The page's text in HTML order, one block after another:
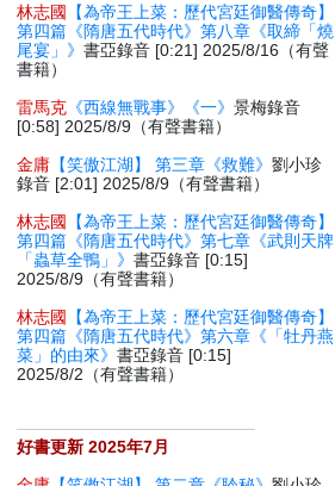
林志國
【為帝王上菜：歷代宮廷御醫傳奇】
第四篇《隋唐五代時代》第八章《取締「燒
尾宴」》書亞錄音 [0:21] 2025/8/16（有聲
書籍）
雷馬克 《西線無戰事》《一》景梅錄音
[0:58] 2025/8/9（有聲書籍）
金庸 【笑傲江湖】 第三章《救難》劉小珍
錄音 [2:01] 2025/8/9（有聲書籍）
林志國
【為帝王上菜：歷代宮廷御醫傳奇】
第四篇《隋唐五代時代》第七章《武則天牌
「蟲草全鴨」》書亞錄音 [0:15]
2025/8/9（有聲書籍）
林志國
【為帝王上菜：歷代宮廷御醫傳奇】
第四篇《隋唐五代時代》第六章《「牡丹燕
菜」的由來》書亞錄音 [0:15]
2025/8/2（有聲書籍）
好書更新 2025年7月